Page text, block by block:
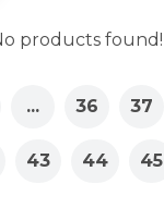
products found!
... 36 37
43 44 45